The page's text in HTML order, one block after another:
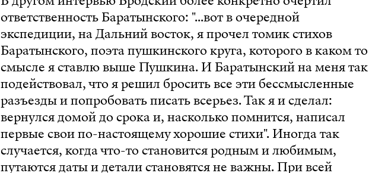
ответственность Баратынского: "...вот в очередной
экспедиции, на Дальний восток, я прочел томик стихов
Баратынского, поэта пушкинского круга, которого в каком то
смысле я ставлю выше Пушкина. И Баратынский на меня так
подействовал, что я решил бросить все эти бессмысленные
разъезды и попробовать писать всерьез. Так я и сделал:
вернулся домой до срока и, насколько помнится, написал
первые свои по-настоящему хорошие стихи". Иногда так
случается, когда что-то становится родным и любимым,
путаются даты и детали становятся не важны. При всей